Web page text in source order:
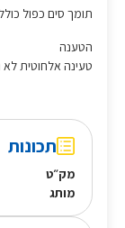
תומך סים כפול כולל
הטענה
טעינה אלחוטית
תכונות
מק״ט
מותג